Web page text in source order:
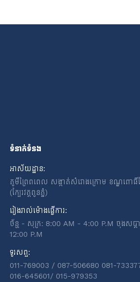
ទំនាក់ទំនង
អាស័យដ្ឋាន:
ភូមីព្រៃពពេល សង្កាត់សំរោងក្រោម ខណ្ឌពោធិ៍
(ក្បែរវត្តពូនភ្នំ)
រៀងរាល់ម៉ោងធ្វើការ:
ច័ន្ហ - សុក្រ: 8:00 AM - 4:00 P.M ចុងសប្
12:00 P.M
ទូរសព្ទ:
011-769003 / 087-506680 081-
016-645601​/​ 015-979353